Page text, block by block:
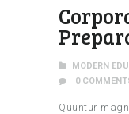
MODERN
0
Quuntur